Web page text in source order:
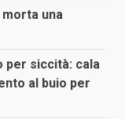
una
per siccità: cala
al buio per